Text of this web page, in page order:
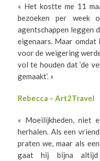
« Het kostte me 11
bezoeken per week
agentschappen leggen
eigenaars. Maar omdat
voor de weigering
vol te houden dat ‘de
gemaakt’. »
Rebecca – Art2Travel
« Moeilijkheden, niet
herhalen. Als een
praten we, maar als
gaat hij bijna